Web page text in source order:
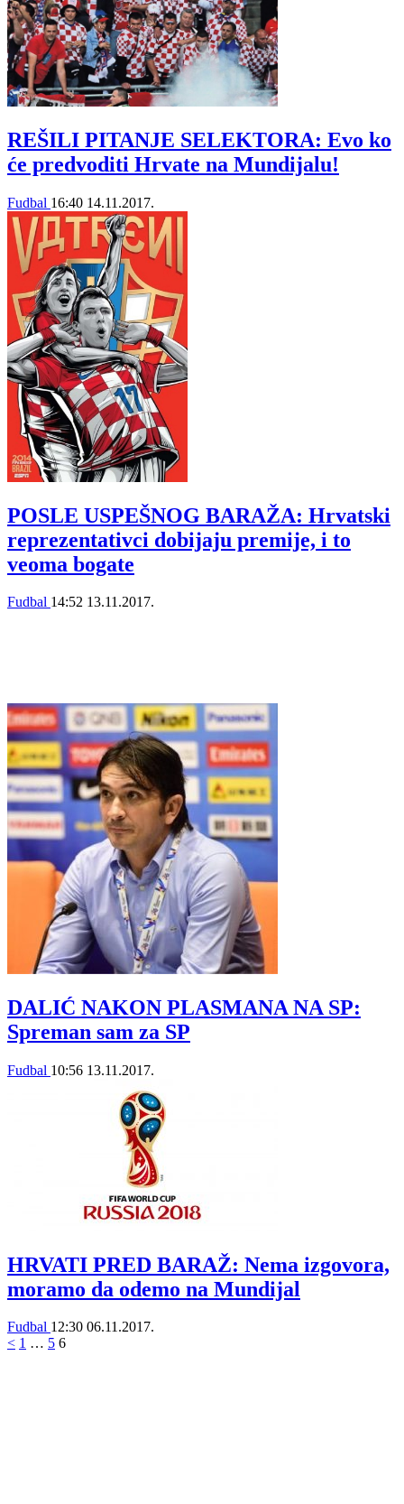
REŠILI PITANJE SELEKTORA: Evo ko
će predvoditi Hrvate na Mundijalu!
Fudbal 16:40 14.11.2017.
POSLE USPEŠNOG BARAŽA: Hrvatski
reprezentativci dobijaju premije, i to
veoma bogate
Fudbal 14:52 13.11.2017.
DALIĆ NAKON PLASMANA NA SP:
Spreman sam za SP
Fudbal 10:56 13.11.2017.
HRVATI PRED BARAŽ: Nema izgovora,
moramo da odemo na Mundijal
Fudbal 12:30 06.11.2017.
< 1 … 5 6